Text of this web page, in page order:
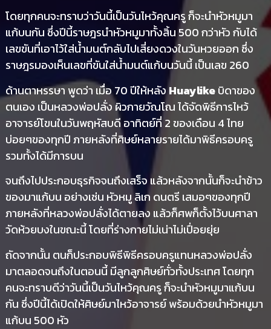
โดยทุกคนจะทราบว่าวันนี้เป็นวันไหว้คุณครู ก็จะนำหัวหมูมา
แก้บนกัน ซึ่งปีนี้ราษฎรนำหัวหมูมาทั้งสิ้น 500 กว่าหัว กับได้
เลขขันที่เอาไว้ใส่น้ำมนต์กลับไปเสี่ยงดวงในวันหวยออก ซึ่ง
ราษฎรมองเห็นเลขที่ขันใส่น้ำมนต์แก้บนวันนี้ เป็นเลข 260
ด้านตาหรรษา พูดว่า เมื่อ 70 ปีให้หลังHuaylikeบิดาของ
ตนเอง เป็นหลวงพ่อปลั่ง ผิวกายวัณโณ ได้จัดพิธีการไหว้
อาจารย์โขนในวันพฤหัสบดี อาทิตย์ที่ 2 ของเดือน 4 ไทย
บ่อยๆของทุกปี ภายหลังที่ศิษย์หลายรายได้มาพิธีครอบครู
รวมทั้งได้มีการบน
จนถึงไปประกอบธุรกิจจนถึงเสร็จ แล้วหลังจากนั้นก็จะนำข้าว
ของมาแก้บน อย่างเช่น หัวหมู ลิเก ดนตรี เสมอๆของทุกปี
ภายหลังที่หลวงพ่อปลั่งได้ตายลง แล้วก็ศพก็ตั้งไว้บนศาลา
วัดห้วยบงในขณะนี้ โดยที่ร่างกายไม่เน่าไม่เปื่อยยุ่ย
ถัดจากนั้น ตนก็ประกอบพิธีพิธีครอบครูแทนหลวงพ่อปลั่ง
มาตลอดจนถึงในตอนนี้ มีลูกลูกศิษย์ทั่วทั้งประเทศ โดยทุก
คนจะทราบดีว่าวันนี้เป็นวันไหว้คุณครู ก็จะนำหัวหมูมาแก้บน
กัน ซึ่งปีนี้ได้เปิดให้ศิษย์มาไหว้อาจารย์ พร้อมด้วยนำหัวหมูมา
แก้บน 500 หัว